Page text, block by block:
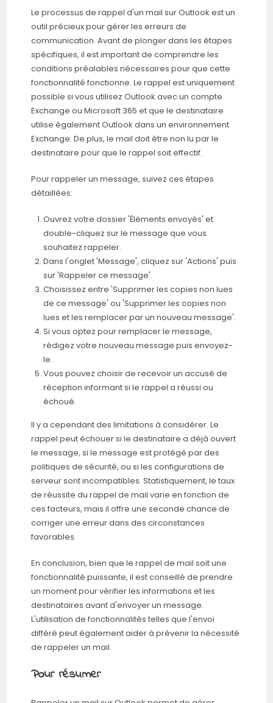
Le processus de rappel d'un mail sur Outlook est un
outil précieux pour gérer les erreurs de
communication. Avant de plonger dans les étapes
spécifiques, il est important de comprendre les
conditions préalables nécessaires pour que cette
fonctionnalité fonctionne. Le rappel est uniquement
possible si vous utilisez Outlook avec un compte
Exchange ou Microsoft 365 et que le destinataire
utilise également Outlook dans un environnement
Exchange. De plus, le mail doit être non lu par le
destinataire pour que le rappel soit effectif.
Pour rappeler un message, suivez ces étapes
détaillées:
Ouvrez votre dossier 'Éléments envoyés' et
double-cliquez sur le message que vous
souhaitez rappeler.
Dans l'onglet 'Message', cliquez sur 'Actions' puis
sur 'Rappeler ce message'.
Choisissez entre 'Supprimer les copies non lues
de ce message' ou 'Supprimer les copies non
lues et les remplacer par un nouveau message'.
Si vous optez pour remplacer le message,
rédigez votre nouveau message puis envoyez-
le.
Vous pouvez choisir de recevoir un accusé de
réception informant si le rappel a réussi ou
échoué.
Il y a cependant des limitations à considérer. Le
rappel peut échouer si le destinataire a déjà ouvert
le message, si le message est protégé par des
politiques de sécurité, ou si les configurations de
serveur sont incompatibles. Statistiquement, le taux
de réussite du rappel de mail varie en fonction de
ces facteurs, mais il offre une seconde chance de
corriger une erreur dans des circonstances
favorables.
En conclusion, bien que le rappel de mail soit une
fonctionnalité puissante, il est conseillé de prendre
un moment pour vérifier les informations et les
destinataires avant d'envoyer un message.
L'utilisation de fonctionnalités telles que l'envoi
différé peut également aider à prévenir la nécessité
de rappeler un mail.
Pour résumer